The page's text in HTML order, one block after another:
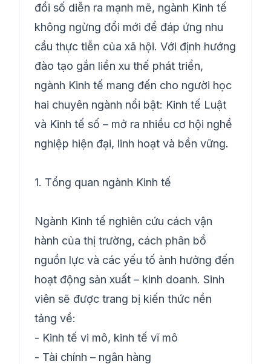
đổi số diễn ra mạnh mẽ, ngành Kinh tế
không ngừng đổi mới để đáp ứng nhu
cầu thực tiễn của xã hội. Với định hướng
đào tạo gắn liền xu thế phát triển,
ngành Kinh tế mang đến cho người học
hai chuyên ngành nổi bật: Kinh tế Luật
và Kinh tế số – mở ra nhiều cơ hội nghề
nghiệp hiện đại, linh hoạt và bền vững.
1. Tổng quan ngành Kinh tế
Ngành Kinh tế nghiên cứu cách vận
hành của thị trường, cách phân bổ
nguồn lực và các yếu tố ảnh hưởng đến
hoạt động sản xuất – kinh doanh. Sinh
viên sẽ được trang bị kiến thức nền
tảng về:
- Kinh tế vi mô, kinh tế vĩ mô
- Tài chính – ngân hàng